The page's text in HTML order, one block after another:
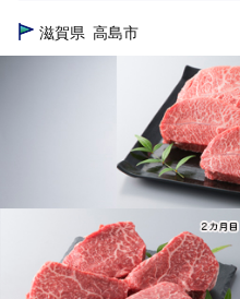
TOP
肉(定期便)
滋賀県 高島市